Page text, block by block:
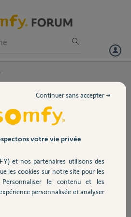
passéo 650 grince d' un
au fil de discussion
votre vie privée
et nos partenaires utilisons des
les cookies sur notre site pour les
Personnaliser le contenu et les
personnalisée et analyser
Continuer sans accepter →